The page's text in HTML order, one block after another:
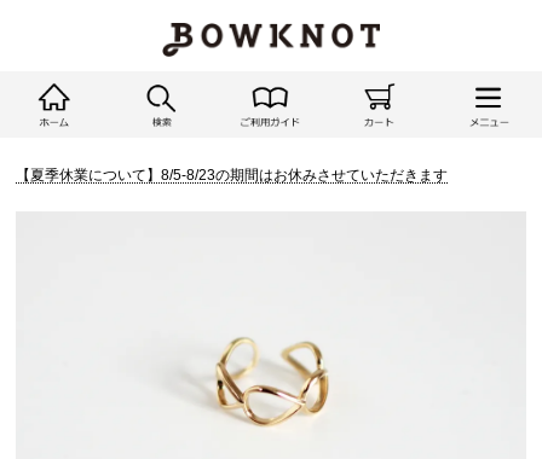
【夏季休業について】8/5-8/23の期間はお休みさせていただきます